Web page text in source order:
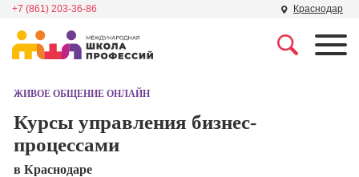
+7 (861) 203-36-86 Краснодар
Школа дизайна
Школа нейросетей и
ЖИВОЕ ОБЩЕНИЕ ОНЛАЙН
Курсы управления бизнес-
процессами
в Краснодаре